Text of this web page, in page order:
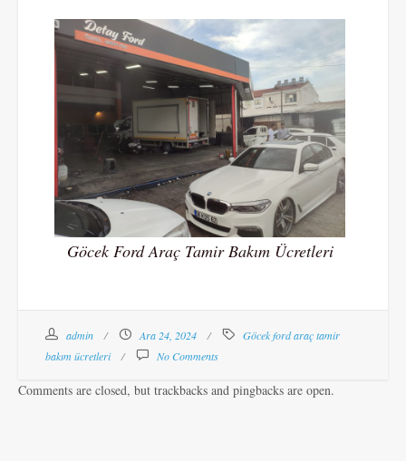
Göcek Ford Araç Tamir Bakım Ücretleri
admin Ara 24, 2024
Göcek ford araç tamir
bakım ücretleri
No Comments
Comments are closed, but trackbacks and pingbacks are open.